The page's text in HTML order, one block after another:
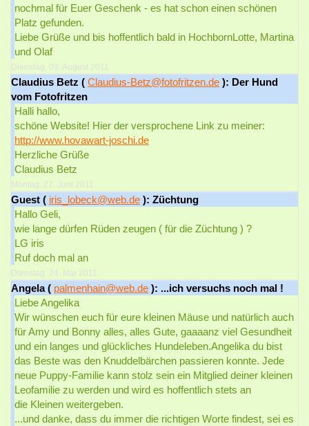
nochmal für Euer Geschenk - es hat schon einen schönen
Platz gefunden.
Liebe Grüße und bis hoffentlich bald in HochbornLotte, Martina
und Olaf
Dienstag, 09. August 2011
Claudius Betz ( Claudius-Betz@fotofritzen.de ): Der Hund
vom Fotofritzen
Halli hallo,
schöne Website! Hier der versprochene Link zu meiner:
http://www.hovawart-joschi.de
Herzliche Grüße
Claudius Betz
Montag, 27. Juni 2011
Guest ( iris_lobeck@web.de ): Züchtung
Hallo Geli,
wie lange dürfen Rüden zeugen ( für die Züchtung ) ?
LG iris
Ruf doch mal an
Dienstag, 24. Mai 2011
Angela ( palmenhain@web.de ): ...ich versuchs noch mal !
Liebe Angelika
Wir wünschen euch für eure kleinen Mäuse und natürlich auch
für Amy und Bonny alles, alles Gute, gaaaanz viel Gesundheit
und ein langes und glückliches Hundeleben.Angelika du bist
das Beste was den Knuddelbärchen passieren konnte. Jede
neue Puppy-Familie kann stolz sein ein Mitglied deiner kleinen
Leofamilie zu werden und wird es hoffentlich stets an
die Kleinen weitergeben.
...und danke, dass du immer die richtigen Worte findest, sei es